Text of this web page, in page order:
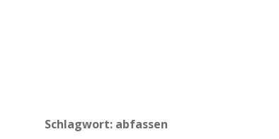
Schlagwort: abfassen